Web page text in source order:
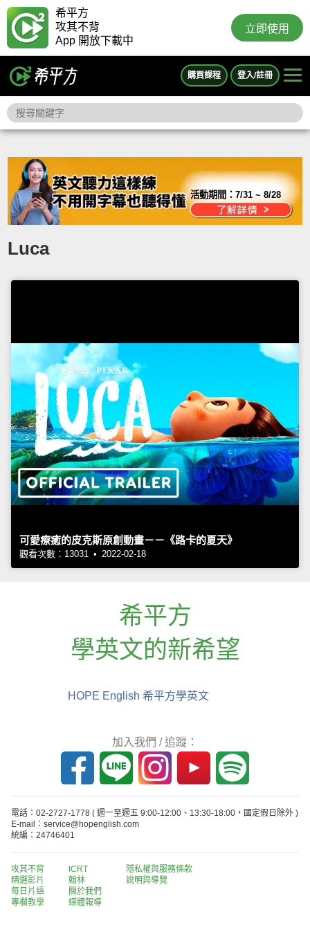
希平方
攻其不背
App 開放下載中
立即使用
購買課程 登入/註冊
活動期間：7/31 ~ 8/28
Luca
可愛療癒的皮克斯原創動畫－－《路卡的夏天》
觀看次數：13031 • 2022-02-18
希平方
學英文的新希望
HOPE English 希平方學英文
加入我們 / 追蹤：
電話：02-2727-1778 ( 週一至週五 9:00-12:00、13:30-18:00，國定假日除外 )
E-mail：service@hopenglish.com
統編：24746401
攻其不背
精選影片
每日片語
專欄教學
ICRT
翰林
關於我們
媒體報導
隱私權與服務條款
說明與導覽